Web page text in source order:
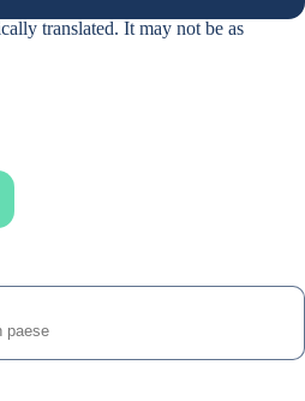
translated. It may not be as